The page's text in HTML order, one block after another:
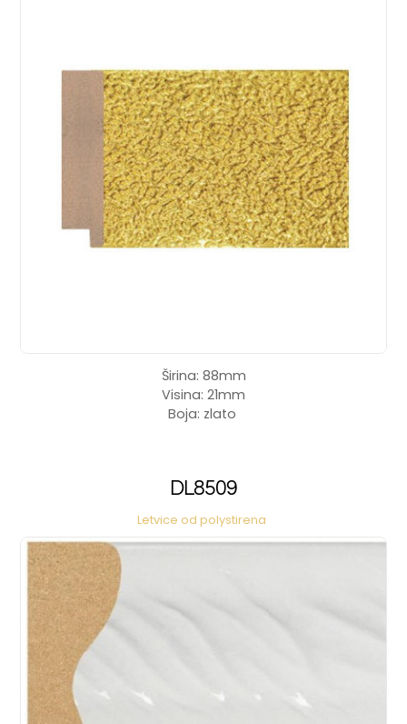
Širina: 88mm
Visina: 21mm
Boja: zlato
DL8509
Letvice od polystirena